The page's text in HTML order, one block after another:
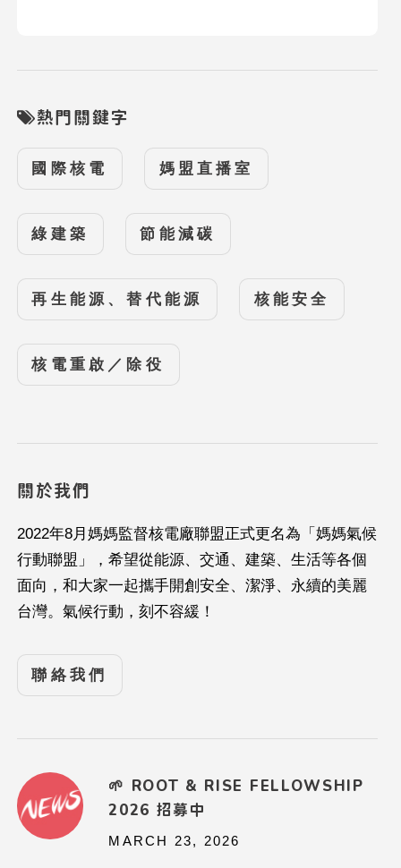
熱門關鍵字
國際核電 媽盟直播室
綠建築 節能減碳
再生能源、替代能源 核能安全
核電重啟／除役
關於我們
2022年8月媽媽監督核電廠聯盟正式更名為「媽媽氣候
行動聯盟」，希望從能源、交通、建築、生活等各個
面向，和大家一起攜手開創安全、潔淨、永續的美麗
台灣。氣候行動，刻不容緩！
聯絡我們
🌱 ROOT & RISE FELLOWSHIP
2026 招募中
MARCH 23, 2026